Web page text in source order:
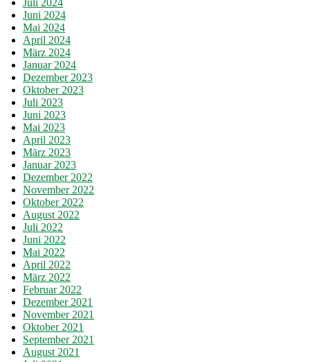
Juli 2024
Juni 2024
Mai 2024
April 2024
März 2024
Januar 2024
Dezember 2023
Oktober 2023
Juli 2023
Juni 2023
Mai 2023
April 2023
März 2023
Januar 2023
Dezember 2022
November 2022
Oktober 2022
August 2022
Juli 2022
Juni 2022
Mai 2022
April 2022
März 2022
Februar 2022
Dezember 2021
November 2021
Oktober 2021
September 2021
August 2021